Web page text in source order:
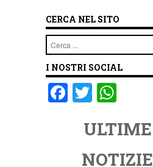
CERCA NEL SITO
Cerca
I NOSTRI SOCIAL
F T
tt
er
at
s
ULTIME
NOTIZIE